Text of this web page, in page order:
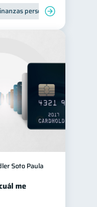
personales
Soto Paula
me